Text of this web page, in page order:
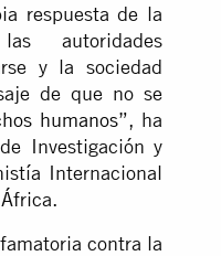
respuesta de la
autoridades
y la sociedad
de que no se
humanos”, ha
Investigación y
Internacional
contra la